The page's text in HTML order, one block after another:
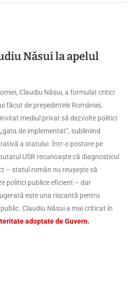
Năsui la apelul
Claudiu Năsui, a formulat critici
făcut de președintele României,
mediul privat să dezvolte politici
de implementat”, subliniind
a statului. Într-o postare pe
USR recunoaște că diagnosticul
– statul român nu reușește să
politici publice eficient – dar
este una riscantă pentru
Claudiu Năsui a mai criticat în
adoptate de Guvern.